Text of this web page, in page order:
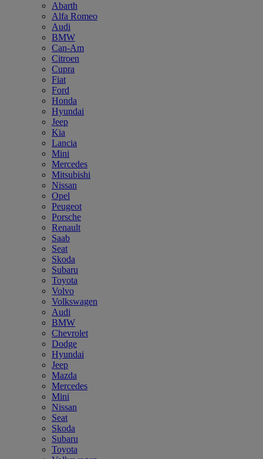
Abarth
Alfa Romeo
Audi
BMW
Can-Am
Citroen
Cupra
Fiat
Ford
Honda
Hyundai
Jeep
Kia
Lancia
Mini
Mercedes
Mitsubishi
Nissan
Opel
Peugeot
Porsche
Renault
Saab
Seat
Skoda
Subaru
Toyota
Volvo
Volkswagen
Audi
BMW
Chevrolet
Dodge
Hyundai
Jeep
Mazda
Mercedes
Mini
Nissan
Seat
Skoda
Subaru
Toyota